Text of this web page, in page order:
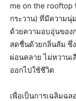
me on the rooftop
กระวาน) ที่มีความนุ่
ด้วยความอบอุ่นของ
สดชื่นด้วยกลิ่นส้ม ซึ่
ผ่อนคลาย ไม่หวานเ
ออกไปใช้ชีวิต
เพื่อเป็นการเฉลิมฉล